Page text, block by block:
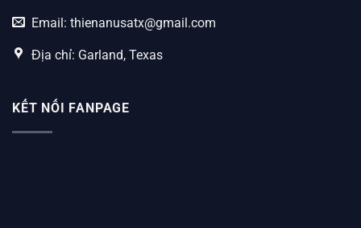
Email: thienanusatx@gmail.com
Địa chỉ: Garland, Texas
KẾT NỐI FANPAGE